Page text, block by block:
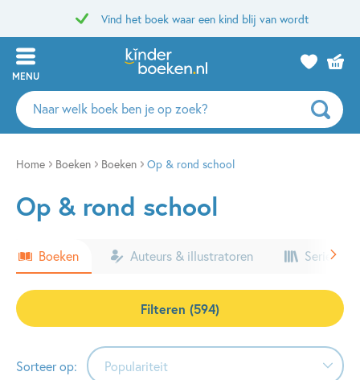
Vind het boek waar een kind blij van wordt
MENU
Zoeken
naar
auteurs
uitgevers
Home Boeken Boeken Op & rond school
Op & rond school
Boeken Auteurs & illustratoren Series &
Filteren (594)
Sorteer op: Populariteit